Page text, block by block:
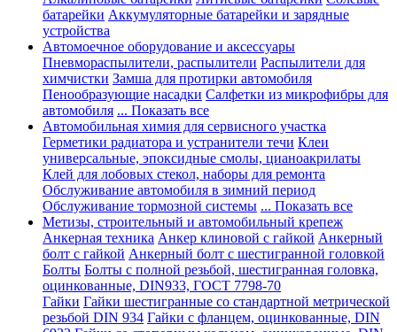
батарейки Аккумуляторные батарейки и зарядные
устройства
Автомоечное оборудование и аксессуары
Пневмораспылители, распылители Распылители для
химчистки Замша для протирки автомобиля
Пенообразующие насадки Салфетки из микрофибры для
автомобиля ... Показать все
Автомобильная химия для сервисного участка
Герметики радиатора и устранители течи Клеи
универсальные, эпоксидные смолы, цианоакрилаты
Клей для лобовых стекол, наборы для ремонта
Обслуживание автомобиля в зимний период
Обслуживание тормозной системы ... Показать все
Метизы, строительный и автомобильный крепеж
Анкерная техника Анкер клиновой с гайкой Анкерный
болт с гайкой Анкерный болт с шестигранной головкой
Болты Болты с полной резьбой, шестигранная головка,
оцинкованные, DIN933, ГОСТ 7798-70
Гайки Гайки шестигранные со стандартной метрической
резьбой DIN 934 Гайки с фланцем, оцинкованные, DIN